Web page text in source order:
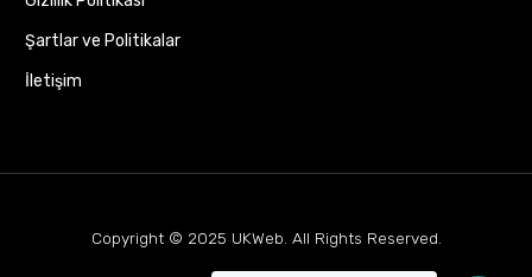
Şartlar ve Politikalar
İletişim
Copyright © 2025 UKWeb . All Rights Reserved.